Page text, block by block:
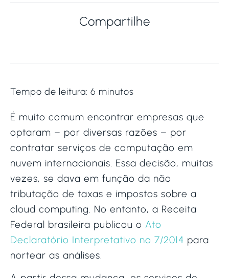
Compartilhe
Tempo de leitura: 6 minutos
É muito comum encontrar empresas que
optaram – por diversas razões – por
contratar serviços de computação em
nuvem internacionais. Essa decisão, muitas
vezes, se dava em função da não
tributação de taxas e impostos sobre a
cloud computing. No entanto, a Receita
Federal brasileira publicou o Ato
Declaratório Interpretativo nº 7/2014 para
nortear as análises.